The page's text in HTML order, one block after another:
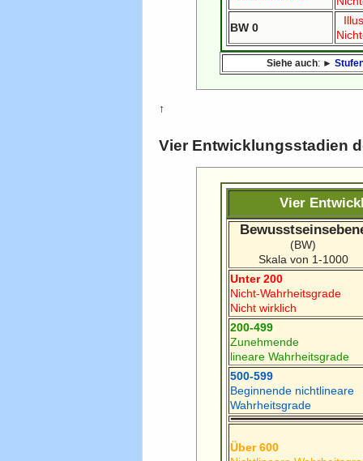
BW 0
Siehe auch: ►
↑
Vier Entwicklungsstadien
Vier
(BW)
Skala von 1-1000
Unter 200
Nicht-Wahrheitsgrade
Nicht wirklich
200-499
Zunehmende
lineare Wahrheitsgrade
500-599
Beginnende nichtlineare
Wahrheitsgrade
Über 600